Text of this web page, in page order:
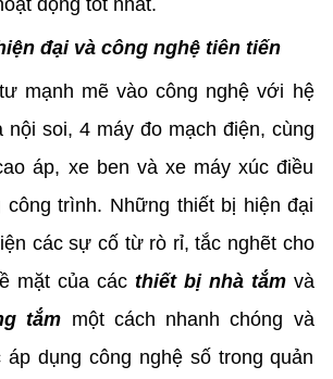
động tốt nhất.
đại và công nghệ tiên tiến
mạnh mẽ vào công nghệ với hệ
nội soi, 4 máy đo mạch điện, cùng
áp, xe ben và xe máy xúc điều
công trình. Những thiết bị hiện đại
các sự cố từ rò rỉ, tắc nghẽt cho
mặt của các thiết bị nhà tắmvà
tắm một cách nhanh chóng và
áp dụng công nghệ số trong quản